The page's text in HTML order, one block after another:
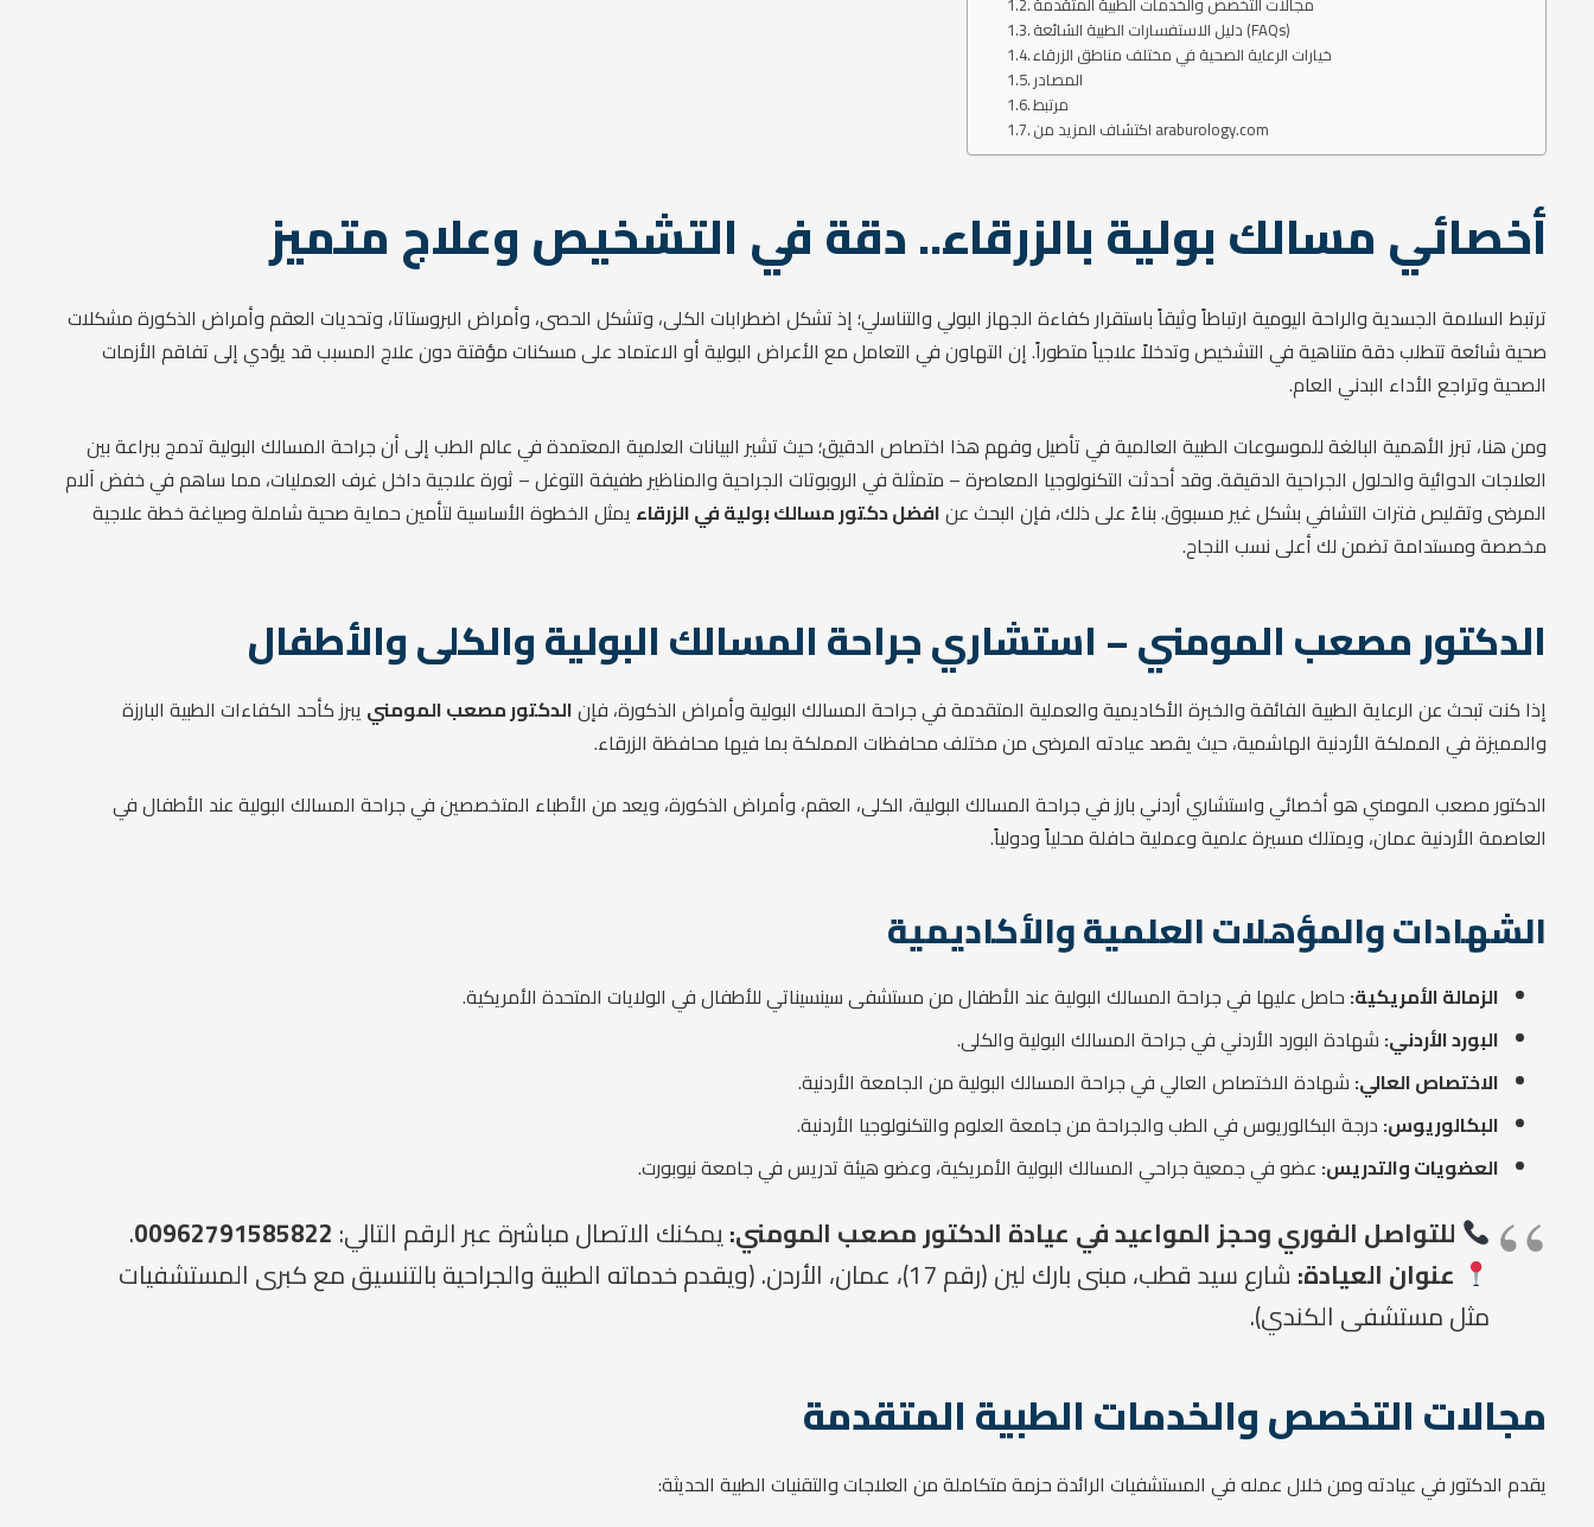
دليل الاستفسارات الطبية الشائعة (FAQs)
خيارات الرعاية الصحية في مختلف مناطق الزرقاء
المصادر
مرتبط
اكتشاف المزيد من araburology.com
أخصائي مسالك بولية بالزرقاء.. دقة في التشخيص وعلاج متميز
ترتبط السلامة الجسدية والراحة اليومية ارتباطاً وثيقاً باستقرار كفاءة الجهاز البولي والتناسلي؛ إذ تشكل اضطرابات الكلى، وتشكل الحصى، وأمراض البروستاتا، وتحديات العقم وأمراض الذكورة مشكلات
صحية شائعة تتطلب دقة متناهية في التشخيص وتدخلاً علاجياً متطوراً. إن التهاون في التعامل مع الأعراض البولية أو الاعتماد على مسكنات مؤقتة دون علاج المسبب قد يؤدي إلى تفاقم الأزمات
الصحية وتراجع الأداء البدني العام.
ومن هنا، تبرز الأهمية البالغة للموسوعات الطبية العالمية في تأصيل وفهم هذا اختصاص الدقيق؛ حيث تشير البيانات العلمية المعتمدة في عالم الطب إلى أن جراحة المسالك البولية تدمج ببراعة بين
العلاجات الدوائية والحلول الجراحية الدقيقة. وقد أحدثت التكنولوجيا المعاصرة – متمثلة في الروبوتات الجراحية والمناظير طفيفة التوغل – ثورة علاجية داخل غرف العمليات، مما ساهم في خفض آلام
المرضى وتقليص فترات التشافي بشكل غير مسبوق. بناءً على ذلك، فإن البحث عنافضل دكتور مسالك بولية في الزرقاء يمثل الخطوة الأساسية لتأمين حماية صحية شاملة وصياغة خطة علاجية
مخصصة ومستدامة تضمن لك أعلى نسب النجاح.
الدكتور مصعب المومني – استشاري جراحة المسالك البولية والكلى والأطفال
إذا كنت تبحث عن الرعاية الطبية الفائقة والخبرة الأكاديمية والعملية المتقدمة في جراحة المسالك البولية وأمراض الذكورة، فإنالدكتور مصعب المومني يبرز كأحد الكفاءات الطبية البارزة
والمميزة في المملكة الأردنية الهاشمية، حيث يقصد عيادته المرضى من مختلف محافظات المملكة بما فيها محافظة الزرقاء.
الدكتور مصعب المومني هو أخصائي واستشاري أردني بارز في جراحة المسالك البولية، الكلى، العقم، وأمراض الذكورة، ويعد من الأطباء المتخصصين في جراحة المسالك البولية عند الأطفال في
العاصمة الأردنية عمان، ويمتلك مسيرة علمية وعملية حافلة محلياً ودولياً.
الشهادات والمؤهلات العلمية والأكاديمية
الزمالة الأمريكية: حاصل عليها في جراحة المسالك البولية عند الأطفال من مستشفى سينسيناتي للأطفال في الولايات المتحدة الأمريكية.
البورد الأردني: شهادة البورد الأردني في جراحة المسالك البولية والكلى.
الاختصاص العالي: شهادة الاختصاص العالي في جراحة المسالك البولية من الجامعة الأردنية.
البكالوريوس: درجة البكالوريوس في الطب والجراحة من جامعة العلوم والتكنولوجيا الأردنية.
العضويات والتدريس: عضو في جمعية جراحي المسالك البولية الأمريكية، وعضو هيئة تدريس في جامعة نيوبورت.
للتواصل الفوري وحجز المواعيد في عيادة الدكتور مصعب المومني:يمكنك الاتصال مباشرة عبر الرقم التالي: 00962791585822
.
عنوان العيادة:
شارع سيد قطب، مبنى بارك لين (رقم 17)، عمان، الأردن. (ويقدم خدماته الطبية والجراحية بالتنسيق مع كبرى المستشفيات
مثل مستشفى الكندي).
مجالات التخصص والخدمات الطبية المتقدمة
يقدم الدكتور في عيادته ومن خلال عمله في المستشفيات الرائدة حزمة متكاملة من العلاجات والتقنيات الطبية الحديثة: